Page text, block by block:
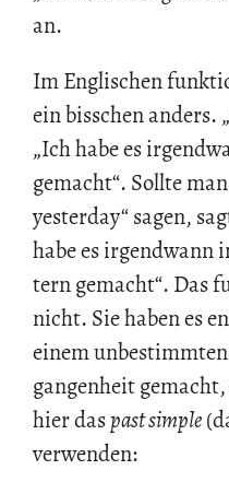
an.
Im Eng­li­schen
ein biss­chen an­ders.
„Ich habe es
ge­macht“. Soll­te
yes­ter­day“ sagen,
habe es ir­gend­wann
tern ge­macht“. Das
nicht. Sie haben es
einem
gan­gen­heit
hier daspast simp­le
ver­wen­den: